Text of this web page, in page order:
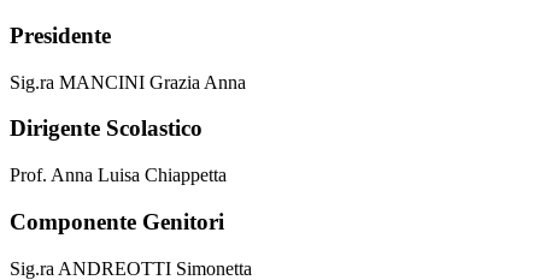
Presidente
Sig.ra MANCINI Grazia Anna
Dirigente Scolastico
Prof. Anna Luisa Chiappetta
Componente Genitori
Sig.ra ANDREOTTI Simonetta